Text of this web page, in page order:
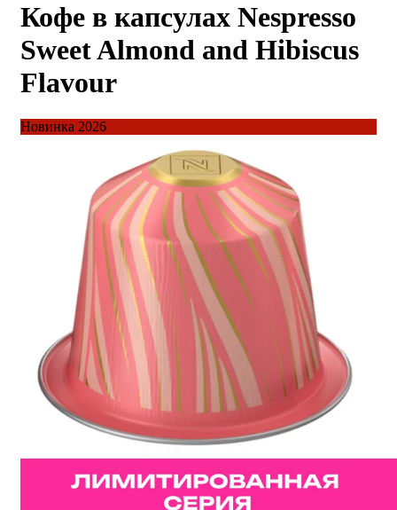
Кофе в капсулах Nespresso
Sweet Almond and Hibiscus
Flavour
Новинка 2026